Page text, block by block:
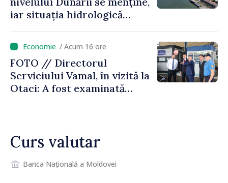
iar situația hidrologică
/ Acum 16 ore
FOTO // Directorul
Serviciului Vamal, în vizită la
Otaci: A fost examinată
Curs valutar
Banca Națională a Moldovei